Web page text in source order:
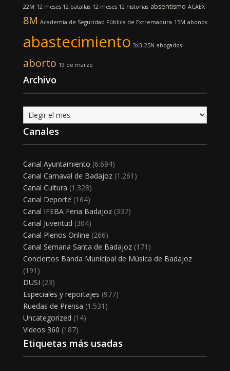
22M 12 meses 12 batallas 12 meses 12 historias absentismo ACAEX
8M Academia de Seguridad Pública de Extremadura 15M abonos
abastecimiento 3x3 25N abogados
aborto 19 de marzo
Archivo
Archivo
Canales
Canal Ayuntamiento (6.694)
Canal Carnaval de Badajoz(1.261)
Canal Cultura (1.328)
Canal Deporte (164)
Canal IFEBA Feria Badajoz(337)
Canal Juventud (304)
Canal Plenos Online (266)
Canal Semana Santa de Badajoz(171)
Conciertos Banda Municipal de Música de Badajoz
(191)
DUSI (23)
Especiales y reportajes (977)
Ruedas de Prensa (1.531)
Uncategorized (14)
Vídeos 360 (187)
Etiquetas más usadas